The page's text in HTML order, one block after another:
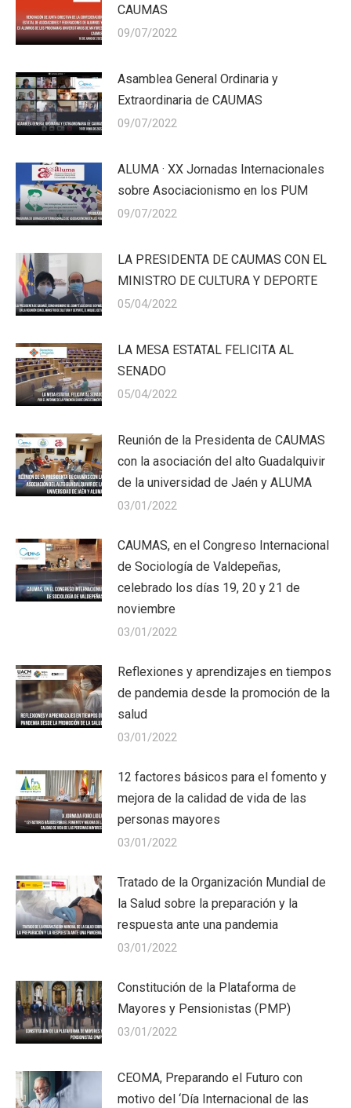
CAUMAS
09/07/2022
Asamblea General Ordinaria y
Extraordinaria de CAUMAS
09/07/2022
ALUMA · XX Jornadas Internacionales
sobre Asociacionismo en los PUM
09/07/2022
LA PRESIDENTA DE CAUMAS CON EL
MINISTRO DE CULTURA Y DEPORTE
05/04/2022
LA MESA ESTATAL FELICITA AL
SENADO
05/04/2022
Reunión de la Presidenta de CAUMAS
con la asociación del alto Guadalquivir
de la universidad de Jaén y ALUMA
03/01/2022
CAUMAS, en el Congreso Internacional
de Sociología de Valdepeñas,
celebrado los días 19, 20 y 21 de
noviembre
03/01/2022
Reflexiones y aprendizajes en tiempos
de pandemia desde la promoción de la
salud
03/01/2022
12 factores básicos para el fomento y
mejora de la calidad de vida de las
personas mayores
03/01/2022
Tratado de la Organización Mundial de
la Salud sobre la preparación y la
respuesta ante una pandemia
03/01/2022
Constitución de la Plataforma de
Mayores y Pensionistas (PMP)
03/01/2022
CEOMA, Preparando el Futuro con
motivo del ‘Día Internacional de las